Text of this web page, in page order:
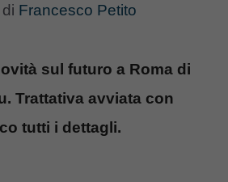
di Francesco Petito
sul futuro a Roma di
Trattativa avviata con
tutti i dettagli.